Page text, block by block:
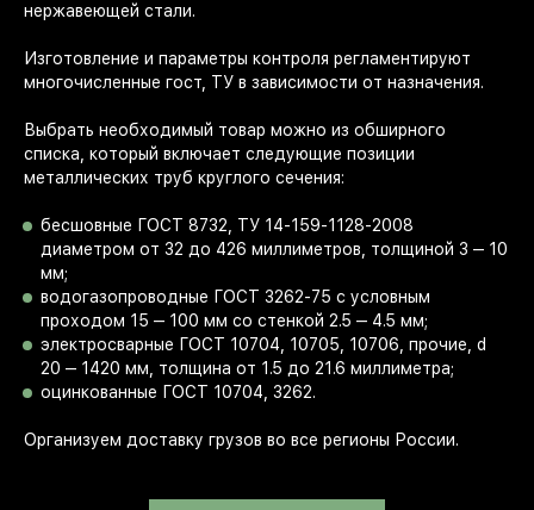
нержавеющей стали.
Изготовление и параметры контроля регламентируют
многочисленные гост, ТУ в зависимости от назначения.
Выбрать необходимый товар можно из обширного
списка, который включает следующие позиции
металлических труб круглого сечения:
бесшовные ГОСТ 8732, ТУ 14-159-1128-2008
диаметром от 32 до 426 миллиметров, толщиной 3 ‒ 10
мм;
водогазопроводные ГОСТ 3262-75 с условным
проходом 15 ‒ 100 мм со стенкой 2.5 ‒ 4.5 мм;
электросварные ГОСТ 10704, 10705, 10706, прочие, d
20 ‒ 1420 мм, толщина от 1.5 до 21.6 миллиметра;
оцинкованные ГОСТ 10704, 3262.
Организуем доставку грузов во все регионы России.